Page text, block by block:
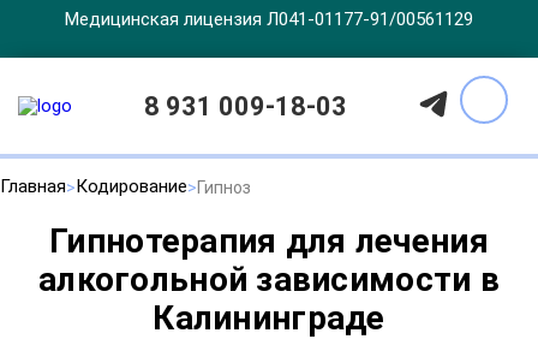
Медицинская лицензия Л041-01177-91/00561129
8 931 009-18-03
Главная Кодирование Гипноз
Гипнотерапия для лечения
алкогольной зависимости в
Калининграде